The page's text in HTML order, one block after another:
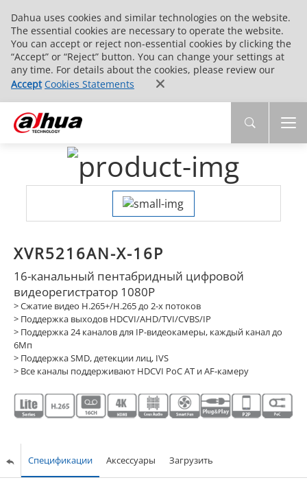
Dahua uses cookies and similar technologies on the website.
The essential cookies are necessary to operate the website.
You can accept or reject non-essential cookies by clicking the
“Accept” or “Reject” button. You can change your settings at
any time. For details about the cookies, please review our
Accept Cookies Statements
XVR5216AN-X-16P
16-канальный пентабридный цифровой
видеорегистратор 1080P
> Сжатие видео H.265+/H.265 до 2-х потоков
> Поддержка выходов HDCVI/AHD/TVI/CVBS/IP
> Поддержка 24 каналов для IP-видеокамеры, каждый канал до
6Мп
> Поддержка SMD, детекции лиц, IVS
> Все каналы поддерживают HDCVI PoC AT и AF-камеру
Спецификации Аксессуары Загрузить